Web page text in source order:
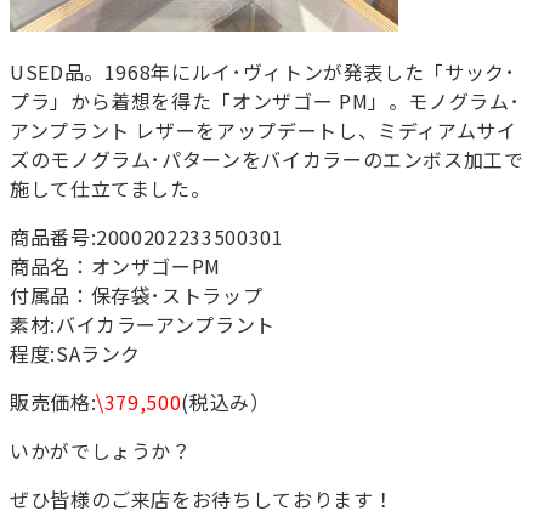
USED品。1968年にルイ･ヴィトンが発表した「サック･
プラ」から着想を得た「オンザゴー PM」。モノグラム･
アンプラント レザーをアップデートし、ミディアムサイ
ズのモノグラム･パターンをバイカラーのエンボス加工で
施して仕立てました。
商品番号:2000202233500301
商品名：オンザゴーPM
付属品：保存袋･ストラップ
素材:バイカラーアンプラント
程度:SAランク
販売価格:\379,500(税込み）
いかがでしょうか？
ぜひ皆様のご来店をお待ちしております！